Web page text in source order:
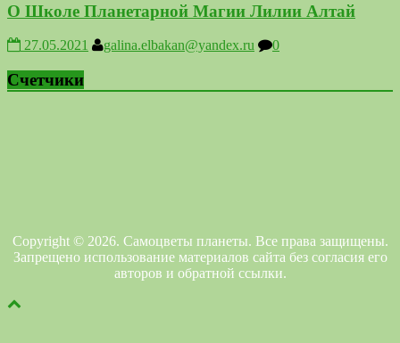
О Школе Планетарной Магии Лилии Алтай
27.05.2021 galina.elbakan@yandex.ru 0
Счетчики
Copyright © 2026. Самоцветы планеты. Все права защищены.
Запрещено использование материалов сайта без согласия его
авторов и обратной ссылки.